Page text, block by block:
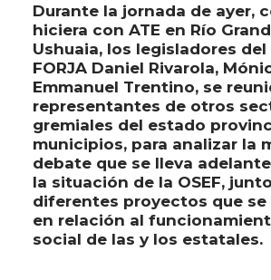
Durante la jornada de ayer,
hiciera con ATE en Río
Ushuaia, los legisladores
FORJA Daniel Rivarola,
Emmanuel Trentino, se
representantes de otros
gremiales del estado
municipios, para analizar la
debate que se lleva
la situación de la OSEF,
diferentes proyectos que
en relación al
social de las y los estatales.